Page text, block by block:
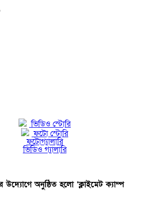
ভিডিও স্টোরি
ফটো স্টোরি
ফটোগ্যালারি
ভিডিও গ্যালারি
উদ্যোগে অনুষ্ঠিত হলো ‘ক্লাইমেট ক্যাম্প